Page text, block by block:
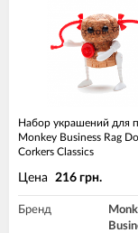
Набор украшений для
Monkey Business Rag
Corkers Classics
Цена 216 грн.
Бренд